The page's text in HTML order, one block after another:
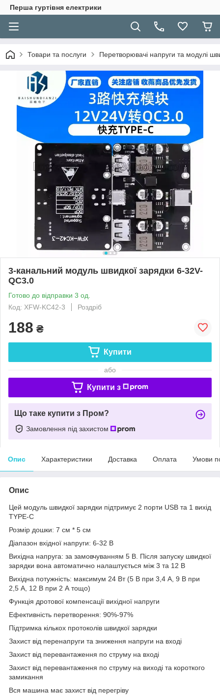
Перша гуртівня електрики
Товари та послуги Перетворювачі напруги та модулі
3-канальний модуль швидкої зарядки 6-32V-
QC3.0
Готово до відправки 3 од.
Код: XFW-KC42-3
Роздріб
188 ₴
Купити
або
Купити з
Що таке купити з Пром?
Замовлення під захистом
Опис Характеристики Доставка Оплата Умови
Опис
Цей модуль швидкої зарядки підтримує 2 порти USB та 1 вихід
TYPE-C
Розмір дошки: 7 см * 5 см
Діапазон вхідної напруги: 6-32 В
Вихідна напруга: за замовчуванням 5 В. Після запуску швидкої
зарядки вона автоматично налаштується між 3 та 12 В
Вихідна потужність: максимум 24 Вт (5 В при 3,4 А, 9 В при
2,5 А, 12 В при 2 А тощо)
Функція дротової компенсації вихідної напруги
Ефективність перетворення: 90%-97%
Підтримка кількох протоколів швидкої зарядки
Захист від перенапруги та зниження напруги на вході
Захист від перевантаження по струму на вході
Захист від перевантаження по струму на виході та короткого
замикання
Вся машина має захист від перегріву